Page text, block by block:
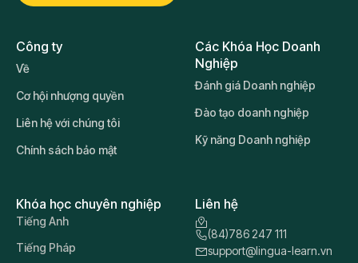
Công ty
Về
Cơ hội nhượng quyền
Liên hệ với chúng tôi
Chính sách bảo mật
Các Khóa Học Doanh
Nghiệp
Đánh giá Doanh nghiệp
Đào tạo doanh nghiệp
Kỹ năng Doanh nghiệp
Khóa học chuyên nghiệp
Tiếng Anh
Tiếng Pháp
Liên hệ
(84)786 247 111
support@lingua-learn.vn